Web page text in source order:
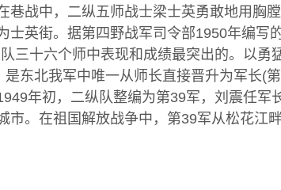
战中，二纵五师战士梁士英勇敢地用胸
士英街。据第四野战军司令部1950年编写
三十六个师中表现和成绩最突出的。以勇
东北我军中唯一从师长直接晋升为军长(
年初，二纵队整编为第39军，刘震任军
。在祖国解放战争中，第39军从松花江